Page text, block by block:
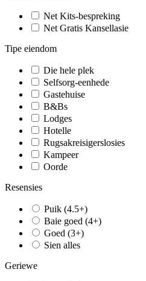
Net Kits-bespreking
Net Gratis Kansellasie
Tipe eiendom
Die hele plek
Selfsorg-eenhede
Gastehuise
B&Bs
Lodges
Hotelle
Rugsakreisigerslosies
Kampeer
Oorde
Resensies
Puik (4.5+)
Baie goed (4+)
Goed (3+)
Sien alles
Geriewe